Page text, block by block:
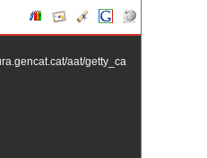
aat/getty_ca